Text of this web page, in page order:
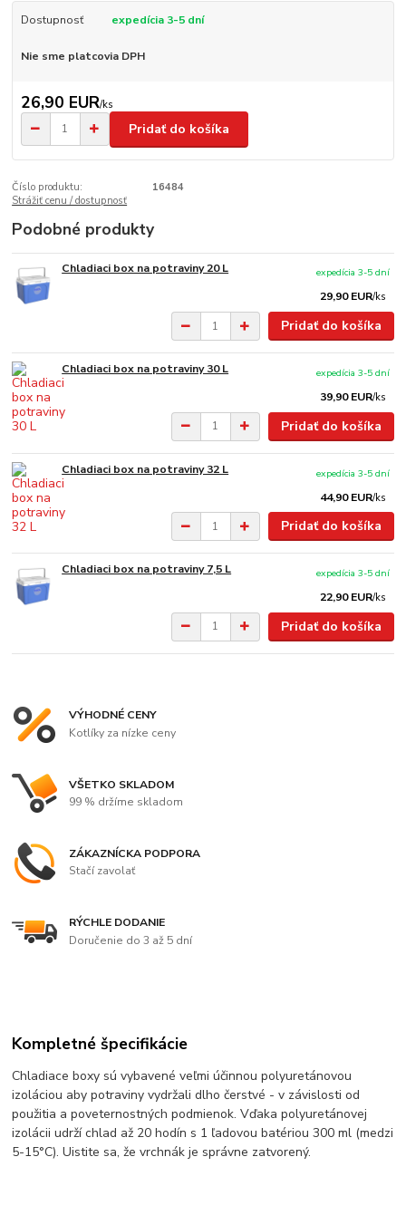
Dostupnosť expedícia 3-5 dní
Nie sme platcovia DPH
26,90 EUR/ks
Pridať do košíka
Číslo produktu:
16484
Strážiť cenu / dostupnosť
Podobné produkty
Chladiaci box na potraviny 20 L
29,90 EUR/ks
expedícia 3-5 dní
Pridať do košíka
Chladiaci box na potraviny 30 L
39,90 EUR/ks
expedícia 3-5 dní
Pridať do košíka
Chladiaci box na potraviny 32 L
44,90 EUR/ks
expedícia 3-5 dní
Pridať do košíka
Chladiaci box na potraviny 7,5 L
22,90 EUR/ks
expedícia 3-5 dní
Pridať do košíka
VÝHODNÉ CENY
Kotlíky za nízke ceny
VŠETKO SKLADOM
99 % držíme skladom
ZÁKAZNÍCKA PODPORA
Stačí zavolať
RÝCHLE DODANIE
Doručenie do 3 až 5 dní
Kompletné špecifikácie
Chladiace boxy sú vybavené veľmi účinnou polyuretánovou
izoláciou aby potraviny vydržali dlho čerstvé - v závislosti od
použitia a poveternostných podmienok. Vďaka polyuretánovej
izolácii udrží chlad až 20 hodín s 1 ľadovou batériou 300 ml (medzi
5-15°C). Uistite sa, že vrchnák je správne zatvorený.